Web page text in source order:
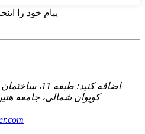
پیام خود را
اضافه کنید:
کویوان شمالی، جامعه